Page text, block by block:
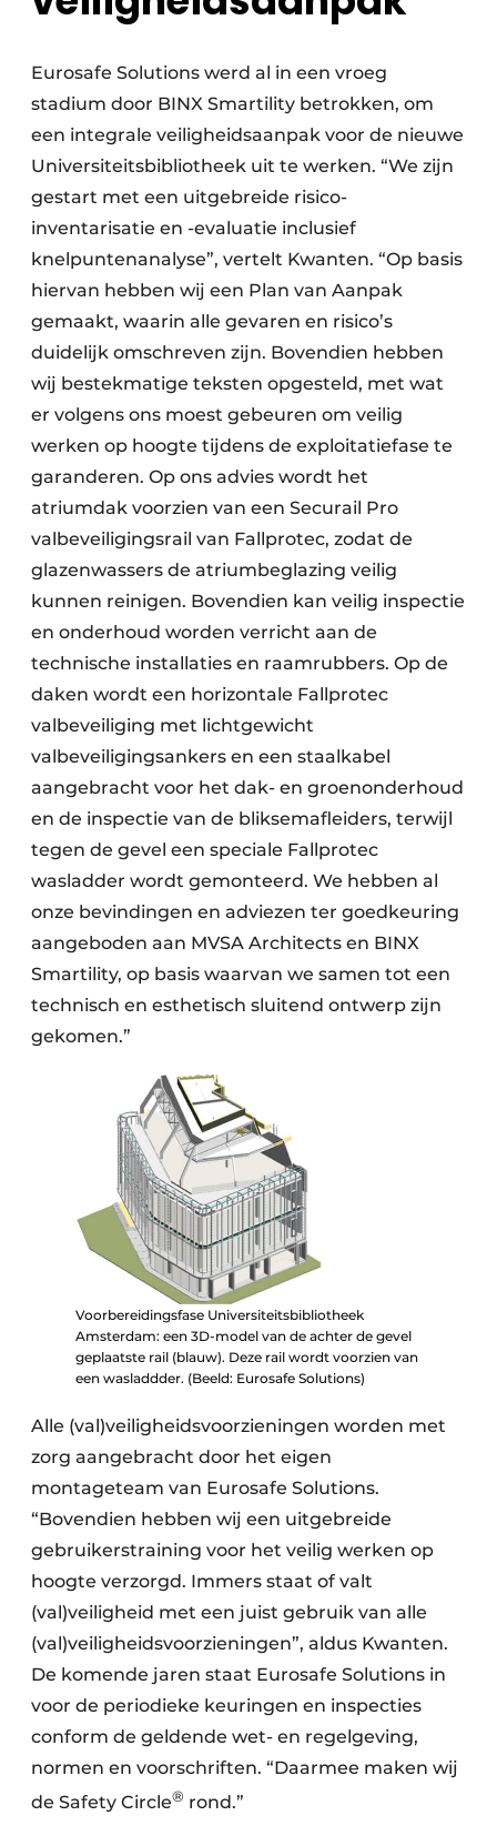
Eurosafe Solutions werd al in een vroeg
stadium door BINX Smartility betrokken, om
een integrale veiligheidsaanpak voor de nieuwe
Universiteitsbibliotheek uit te werken. “We zijn
gestart met een uitgebreide risico-
inventarisatie en -evaluatie inclusief
knelpuntenanalyse”, vertelt Kwanten. “Op basis
hiervan hebben wij een Plan van Aanpak
gemaakt, waarin alle gevaren en risico’s
duidelijk omschreven zijn. Bovendien hebben
wij bestekmatige teksten opgesteld, met wat
er volgens ons moest gebeuren om veilig
werken op hoogte tijdens de exploitatiefase te
garanderen. Op ons advies wordt het
atriumdak voorzien van een Securail Pro
valbeveiligingsrail van Fallprotec, zodat de
glazenwassers de atriumbeglazing veilig
kunnen reinigen. Bovendien kan veilig inspectie
en onderhoud worden verricht aan de
technische installaties en raamrubbers. Op de
daken wordt een horizontale Fallprotec
valbeveiliging met lichtgewicht
valbeveiligingsankers en een staalkabel
aangebracht voor het dak- en groenonderhoud
en de inspectie van de bliksemafleiders, terwijl
tegen de gevel een speciale Fallprotec
wasladder wordt gemonteerd. We hebben al
onze bevindingen en adviezen ter goedkeuring
aangeboden aan MVSA Architects en BINX
Smartility, op basis waarvan we samen tot een
technisch en esthetisch sluitend ontwerp zijn
gekomen.”
Voorbereidingsfase Universiteitsbibliotheek
Amsterdam: een 3D-model van de achter de gevel
geplaatste rail (blauw). Deze rail wordt voorzien van
een wasladdder. (Beeld: Eurosafe Solutions)
Alle (val)veiligheidsvoorzieningen worden met
zorg aangebracht door het eigen
montageteam van Eurosafe Solutions.
“Bovendien hebben wij een uitgebreide
gebruikerstraining voor het veilig werken op
hoogte verzorgd. Immers staat of valt
(val)veiligheid met een juist gebruik van alle
(val)veiligheidsvoorzieningen”, aldus Kwanten.
De komende jaren staat Eurosafe Solutions in
voor de periodieke keuringen en inspecties
conform de geldende wet- en regelgeving,
normen en voorschriften. “Daarmee maken wij
de Safety Circle® rond.”